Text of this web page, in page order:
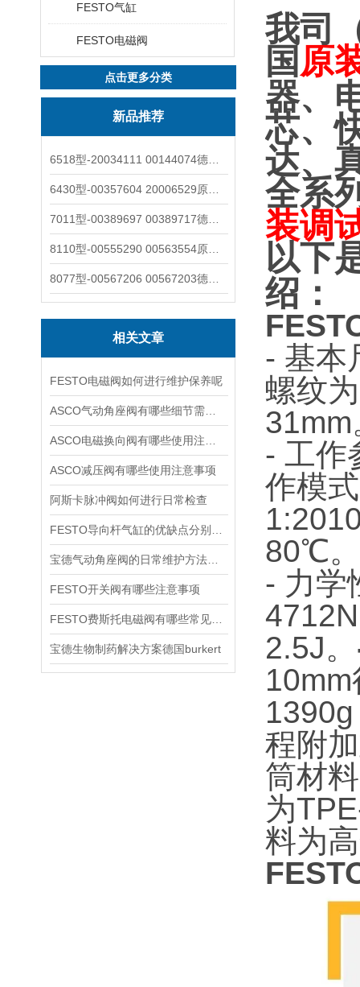
FESTO气缸
FESTO电磁阀
点击更多分类
新品推荐
相关文章
FESTO电磁阀如何进行维护保养呢
ASCO减压阀有哪些使用注意事项
阿斯卡脉冲阀如何进行日常检查
FESTO开关阀有哪些注意事项
宝德生物制药解决方案德国burkert
我司
国 原
器、
芯、
达、
全系
装调
以下
绍：
- 基本
螺纹
31mm
- 工作
作模
80℃。
- 力学
2.5J。
程附
筒材
为
料为